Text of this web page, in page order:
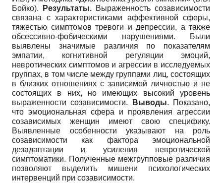
Бойко).
Результаты. Выраженность созависимости
связана с характеристиками аффективной сферы,
тяжестью симптомов тревоги и депрессии, а также
обсессивно-фобическими нарушениями. Были
выявлены значимые различия по показателям
эмпатии, когнитивной регуляции эмоций,
невротических симптомов и агрессии в исследуемых
группах, в том числе между группами лиц, состоящих
в близких отношениях с зависимой личностью и не
состоящих в них, но имеющих высокий уровень
выраженности созависимости.
Выводы. Показано,
что эмоциональная сфера и проявления агрессии
созависимых женщин имеют свою специфику.
Выявленные особенности указывают на роль
созависимости как фактора эмоциональной
дезадаптации и усиления невротической
симптоматики. Полученные межгрупповые различия
позволяют выделить мишени психологических
интервенций при созависимости.